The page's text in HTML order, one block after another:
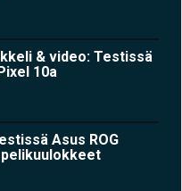
& video: Testissä
10a
Asus ROG